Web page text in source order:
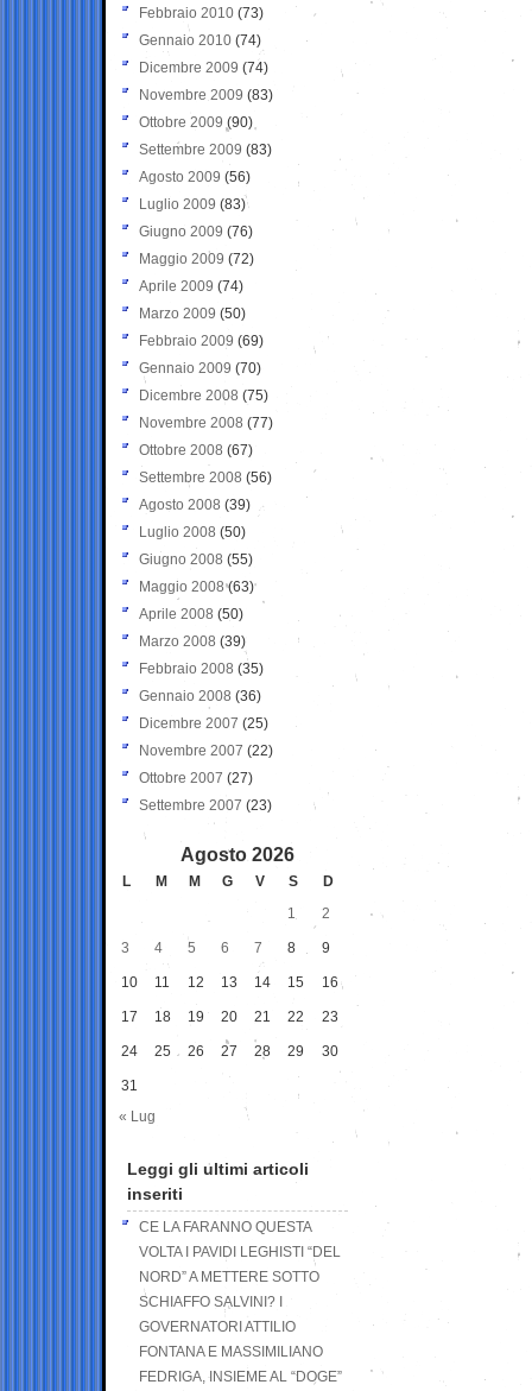
Febbraio 2010 (73)
Gennaio 2010 (74)
Dicembre 2009 (74)
Novembre 2009 (83)
Ottobre 2009 (90)
Settembre 2009 (83)
Agosto 2009 (56)
Luglio 2009 (83)
Giugno 2009 (76)
Maggio 2009 (72)
Aprile 2009 (74)
Marzo 2009 (50)
Febbraio 2009 (69)
Gennaio 2009 (70)
Dicembre 2008 (75)
Novembre 2008 (77)
Ottobre 2008 (67)
Settembre 2008 (56)
Agosto 2008 (39)
Luglio 2008 (50)
Giugno 2008 (55)
Maggio 2008(63)
Aprile 2008 (50)
Marzo 2008 (39)
Febbraio 2008 (35)
Gennaio 2008 (36)
Dicembre 2007 (25)
Novembre 2007 (22)
Ottobre 2007 (27)
Settembre 2007 (23)
Agosto 2026
L M M G V S
D
1
2
3 4 5 6 7 8 9
10 11 12 13 14 15 16
17 18 19 20 21 22 23
24 25 26 27 28 29 30
31
« Lug
Leggi gli ultimi articoli
inseriti
CE LA FARANNO QUESTA
VOLTA I PAVIDI LEGHISTI “DEL
NORD” A METTERE SOTTO
SCHIAFFO SALVINI? I
GOVERNATORI ATTILIO
FONTANA E MASSIMILIANO
FEDRIGA, INSIEME AL “DOGE”